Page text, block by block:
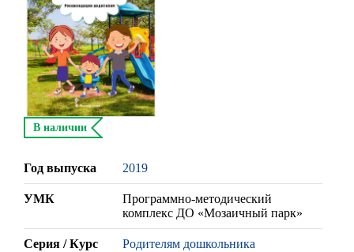
В наличии
Год выпуска 2019
УМК
Программно-методический
комплекс ДО «Мозаичный парк»
Серия / Курс Родителям дошкольника